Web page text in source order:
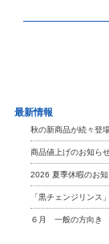
最新情報
秋の新商品が続々登場
商品値上げのお知ら
2026 夏季休暇のお
「黒チェンジリンス
６月 一般の方向き